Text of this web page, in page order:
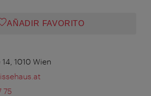
AÑADIR FAVORITO
1010 Wien
75